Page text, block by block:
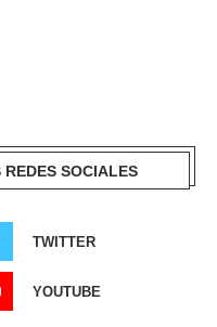
REDES SOCIALES
TWITTER
YOUTUBE